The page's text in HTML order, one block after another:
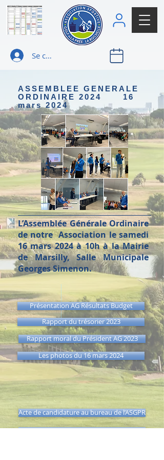
Se connecter
ASSEMBLEE GENERALE
ORDINAIRE 2024 16
mars 2024
L’Assemblée Générale Ordinaire
de notre Association le samedi
16 mars 2024 à 10h à la Mairie
de Marsilly, Salle Municipale
Georges Simenon.
Présentation AG Résultats Budget
Rapport du trésorier 2023
Rapport moral du Président AG 2023
Les photos du 16 mars 2024
Acte de candidature au bureau de l’ASGPR
Appel à candidature au bureau de l’ASGPR